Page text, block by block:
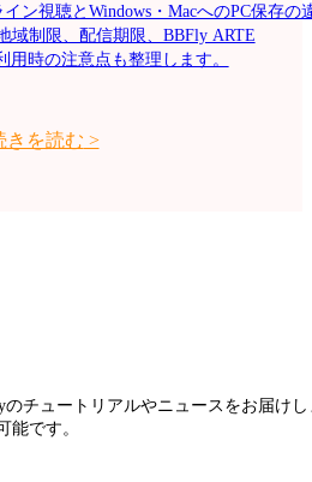
ン視聴とWindows・MacへのPC保存の
域制限、配信期限、BBFly ARTE
用時の注意点も整理します。
きを読む >
のチュートリアルやニュースをお届けし
能です。